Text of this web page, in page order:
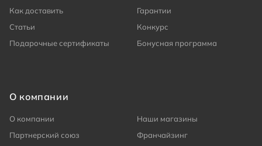
Как доставить
Гарантии
Статьи
Конкурс
Подарочные сертификаты
Бонусная программа
О компании
О компании
Наши магазины
Партнерский союз
Франчайзинг